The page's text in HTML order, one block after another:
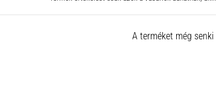
A terméket még